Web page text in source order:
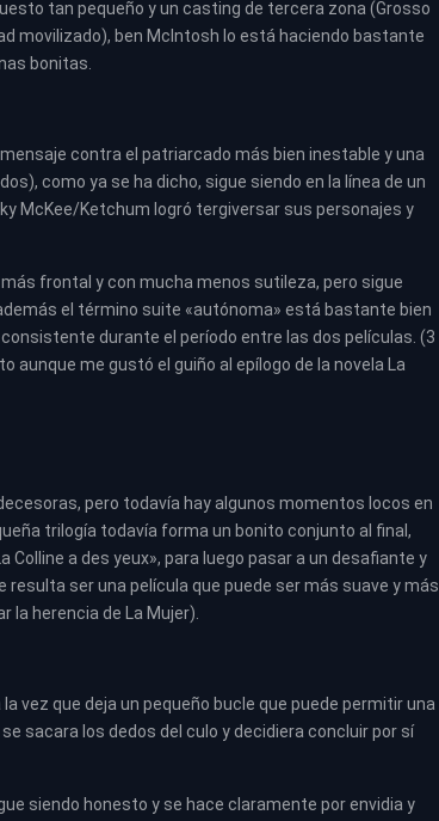
tan pequeño y un casting de tercera zona (Grosso
movilizado), ben McIntosh lo está haciendo bastante
bonitas.
contra el patriarcado más bien inestable y una
como ya se ha dicho, sigue siendo en la línea de un
McKee/Ketchum logró tergiversar sus personajes y
frontal y con mucha menos sutileza, pero sigue
el término suite «autónoma» está bastante bien
durante el período entre las dos películas. (3
me gustó el guiño al epílogo de la novela La
pero todavía hay algunos momentos locos en
trilogía todavía forma un bonito conjunto al final,
a des yeux», para luego pasar a un desafiante y
resulta ser una película que puede ser más suave y más
la herencia de La Mujer).
vez que deja un pequeño bucle que puede permitir una
sacara los dedos del culo y decidiera concluir por sí
siendo honesto y se hace claramente por envidia y